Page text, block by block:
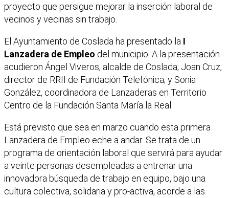
proyecto que persigue mejorar la inserción laboral de
vecinos y vecinas sin trabajo.
El Ayuntamiento de Coslada ha presentado la I
Lanzadera de Empleo del municipio. A la presentación
acudieron Ángel Viveros, alcalde de Coslada; Joan Cruz,
director de RRII de Fundación Telefónica; y Sonia
González, coordinadora de Lanzaderas en Territorio
Centro de la Fundación Santa María la Real.
Está previsto que sea en marzo cuando esta primera
Lanzadera de Empleo eche a andar. Se trata de un
programa de orientación laboral que servirá para ayudar
a veinte personas desempleadas a entrenar una
innovadora búsqueda de trabajo en equipo, bajo una
cultura colectiva, solidaria y pro-activa, acorde a las